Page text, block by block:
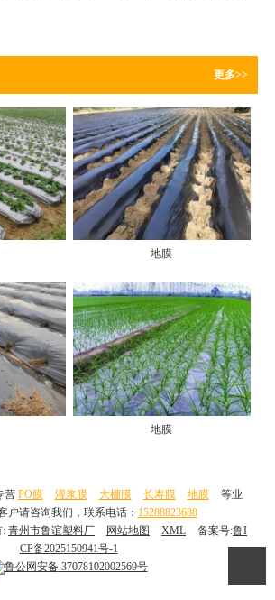
更多>>
地膜
地膜
营 PO膜 灌浆膜 大棚膜 长寿膜 地膜
等业
户请咨询我们，联系电话： 15288823688
: 青州市鲁谊塑料厂 网站地图 XML 备案号:鲁I
CP备2025150941号-1
鲁公网安备37078102002569号